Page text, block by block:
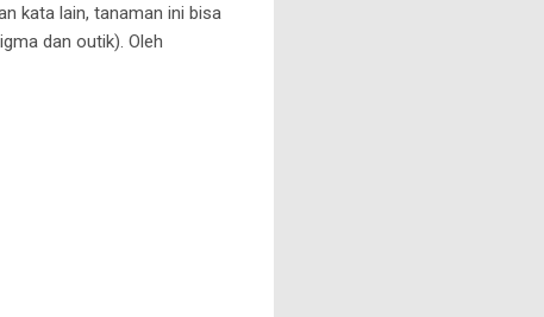
kata lain, tanaman ini bisa
dan outik). Oleh